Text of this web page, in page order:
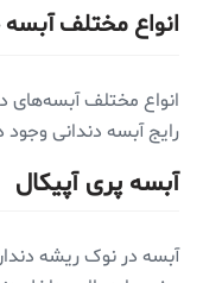
انواع مختلف
انواع مختلف آبسه‌های
رایج آبسه دندانی وجود
آبسه پری آپیکال
آبسه در نوک ریشه